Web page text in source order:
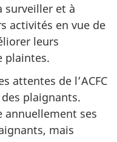
surveiller et à
activités en vue de
leurs
plaintes.
attentes de l’ACFC
plaignants.
annuellement ses
mais